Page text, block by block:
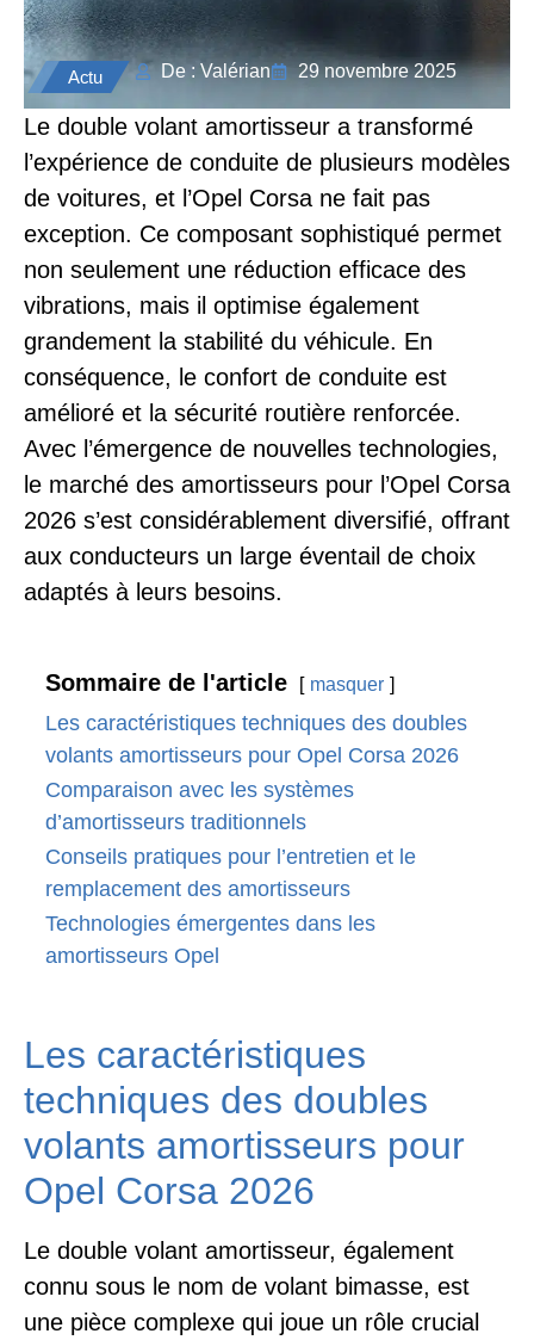
Actu De : Valérian 29 novembre 2025
Le double volant amortisseur a transformé
l’expérience de conduite de plusieurs modèles
de voitures, et l’Opel Corsa ne fait pas
exception. Ce composant sophistiqué permet
non seulement une réduction efficace des
vibrations, mais il optimise également
grandement la stabilité du véhicule. En
conséquence, le confort de conduite est
amélioré et la sécurité routière renforcée.
Avec l’émergence de nouvelles technologies,
le marché des amortisseurs pour l’Opel Corsa
2026 s’est considérablement diversifié, offrant
aux conducteurs un large éventail de choix
adaptés à leurs besoins.
Sommaire de l'article masquer
Les caractéristiques techniques des doubles
volants amortisseurs pour Opel Corsa 2026
Comparaison avec les systèmes
d’amortisseurs traditionnels
Conseils pratiques pour l’entretien et le
remplacement des amortisseurs
Technologies émergentes dans les
amortisseurs Opel
Les caractéristiques
techniques des doubles
volants amortisseurs pour
Opel Corsa 2026
Le double volant amortisseur, également
connu sous le nom de volant bimasse, est
une pièce complexe qui joue un rôle crucial